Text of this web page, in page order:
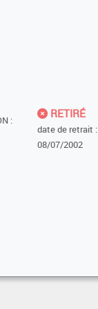
:
RETIRÉ
date de retrait :
08/07/2002